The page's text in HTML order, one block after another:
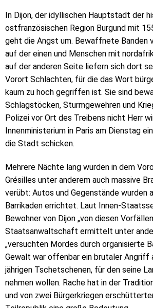
In Dijon, der idyllischen Hauptstadt der
ostfranzösischen Region Burgund mit
geht die Angst um. Bewaffnete Banden
auf der einen und Menschen mit
auf der anderen Seite liefern sich dort
Vorort Schlachten, für die das Wort
kaum zu hoch gegriffen ist. Sie sind
Schlagstöcken, Sturmgewehren und
Polizei vor Ort des Treibens nicht Herr
Innenministerium in Paris am Dienstag
die Stadt schicken.
Mehrere Nächte lang wurden in dem
Grésilles unter anderem auch massive
verübt: Autos und Gegenstände wurden
Barrikaden errichtet. Laut Innen-
Bewohner von Dijon „von diesen
Staatsanwaltschaft ermittelt unter
„versuchten Mordes durch organisierte
Gewalt war offenbar ein brutaler Angriff
jährigen Tschetschenen, für den seine
nehmen wollen. Rache hat in der
und von zwei Bürgerkriegen